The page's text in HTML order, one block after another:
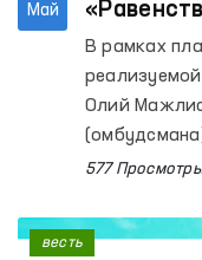
Май
В рамках
Олий
проведён
577
весть